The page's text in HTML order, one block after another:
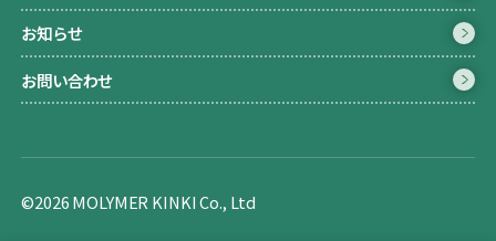
お知らせ
お問い合わせ
©2026 MOLYMER KINKI Co., Ltd